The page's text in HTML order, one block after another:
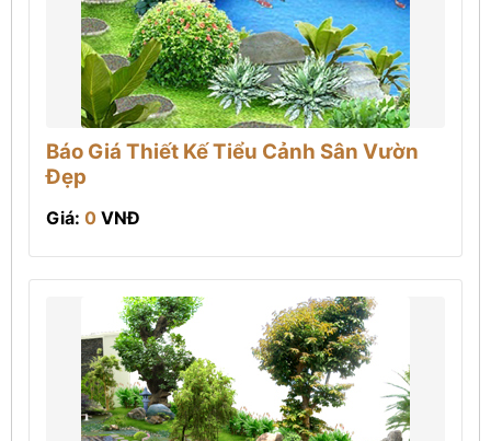
Báo Giá Thiết Kế Tiểu Cảnh Sân Vườn
Đẹp
Giá: 0 VNĐ